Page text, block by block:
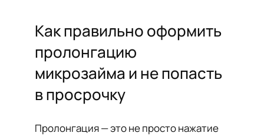
Как правильно оформить
пролонгацию
микрозайма и не попасть
в просрочку
Пролонгация — это не просто нажатие